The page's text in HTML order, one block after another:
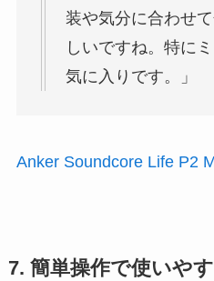
装や気分に合わせ
しいですね。特に
気に入りです。」
Anker Soundcore Life P2
7. 簡単操作で使いや